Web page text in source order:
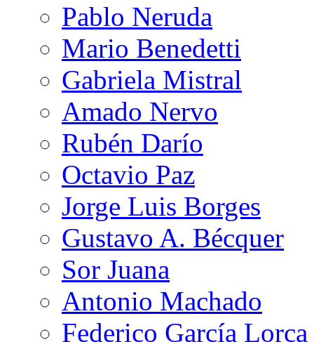
Pablo Neruda
Mario Benedetti
Gabriela Mistral
Amado Nervo
Rubén Darío
Octavio Paz
Jorge Luis Borges
Gustavo A. Bécquer
Sor Juana
Antonio Machado
Federico García Lorca